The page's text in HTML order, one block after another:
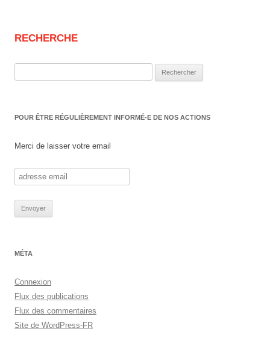
RECHERCHE
POUR ÊTRE RÉGULIÈREMENT INFORMÉ-E DE NOS ACTIONS
Merci de laisser votre email
MÉTA
Connexion
Flux des publications
Flux des commentaires
Site de WordPress-FR